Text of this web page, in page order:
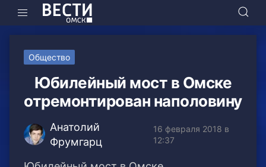
Общество
Юбилейный мост в Омске
отремонтирован наполовину
Анатолий
Фрумгарц
16 февраля 2018 в
12:37